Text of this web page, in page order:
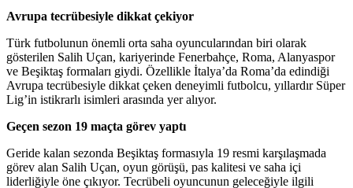
Avrupa tecrübesiyle dikkat çekiyor
Türk futbolunun önemli orta saha oyuncularından biri olarak
gösterilen Salih Uçan, kariyerinde Fenerbahçe, Roma, Alanyaspor
ve Beşiktaş formaları giydi. Özellikle İtalya’da Roma’da edindiği
Avrupa tecrübesiyle dikkat çeken deneyimli futbolcu, yıllardır Süper
Lig’in istikrarlı isimleri arasında yer alıyor.
Geçen sezon 19 maçta görev yaptı
Geride kalan sezonda Beşiktaş formasıyla 19 resmi karşılaşmada
görev alan Salih Uçan, oyun görüşü, pas kalitesi ve saha içi
liderliğiyle öne çıkıyor. Tecrübeli oyuncunun geleceğiyle ilgili